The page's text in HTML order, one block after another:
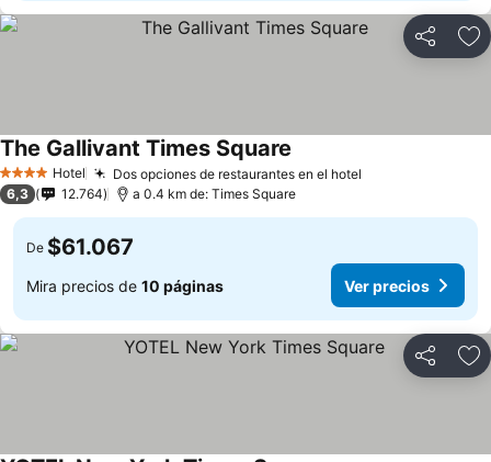
Compartir
4 EstrellasHotel Dos opciones de restaurantes en el hotel
The Gallivant Times Square
6,3 12.764 a 0.4 km de: Times Square
De $61.067
Mira precios de 10 páginas Ver precios
Compartir